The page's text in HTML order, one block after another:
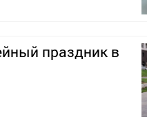
праздник в